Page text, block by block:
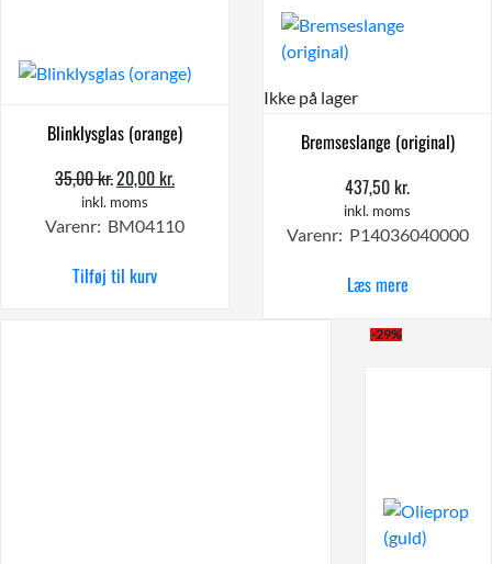
Blinklysglas (orange)
35,00kr.Den
oprindelige
pris
35,00 kr..
20,00kr.
pris
inkl. moms
Varenr: BM04110
Tilføj til kurv
Ikke på lager
Bremseslange (original)
437,50kr.
inkl. moms
Varenr: P14036040000
Læs mere
-29%